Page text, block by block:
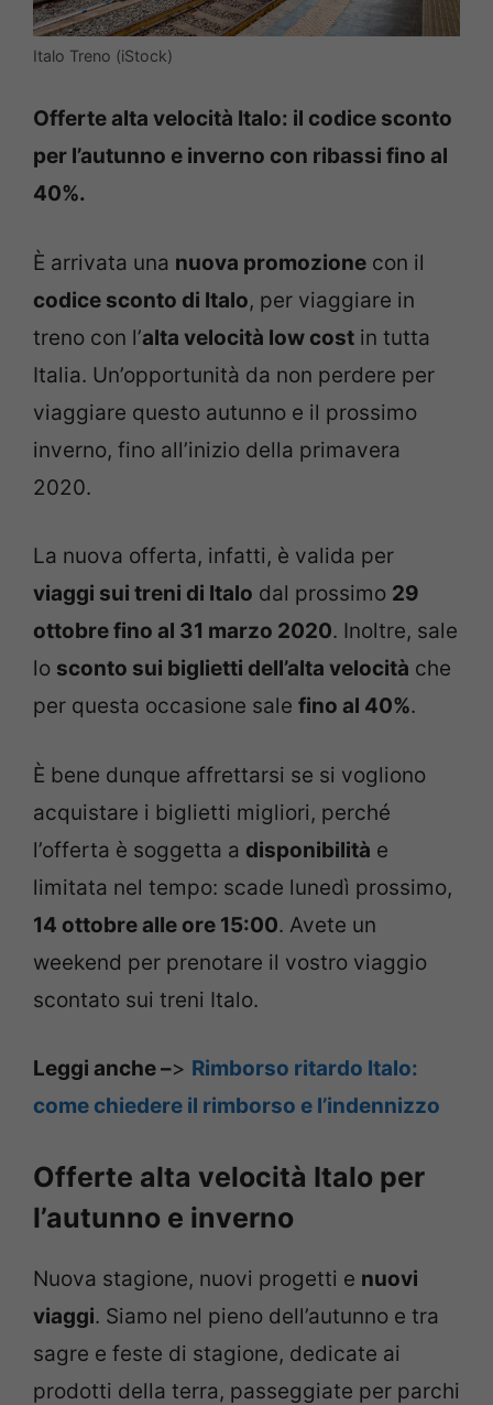
Italo Treno (iStock)
Offerte alta velocità Italo: il codice sconto
per l’autunno e inverno con ribassi fino al
40%.
È arrivata una nuova promozione con il
codice sconto di Italo, per viaggiare in
treno con l’alta velocità low cost in tutta
Italia. Un’opportunità da non perdere per
viaggiare questo autunno e il prossimo
inverno, fino all’inizio della primavera
2020.
La nuova offerta, infatti, è valida per
viaggi sui treni di Italo dal prossimo 29
ottobre fino al 31 marzo 2020. Inoltre, sale
lo sconto sui biglietti dell’alta velocità che
per questa occasione sale fino al 40%.
È bene dunque affrettarsi se si vogliono
acquistare i biglietti migliori, perché
l’offerta è soggetta a disponibilità e
limitata nel tempo: scade lunedì prossimo,
14 ottobre alle ore 15:00. Avete un
weekend per prenotare il vostro viaggio
scontato sui treni Italo.
Leggi anche –> Rimborso ritardo Italo:
come chiedere il rimborso e l’indennizzo
Offerte alta velocità Italo per
l’autunno e inverno
Nuova stagione, nuovi progetti e nuovi
viaggi. Siamo nel pieno dell’autunno e tra
sagre e feste di stagione, dedicate ai
prodotti della terra, passeggiate per parchi